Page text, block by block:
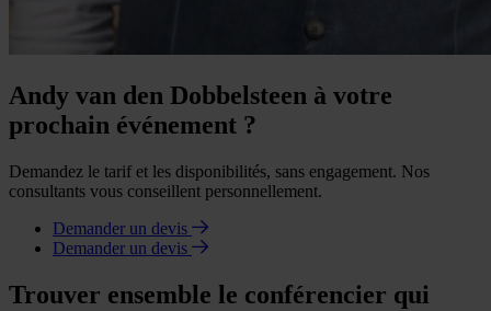
Andy van den Dobbelsteen à votre
prochain événement ?
Demandez le tarif et les disponibilités, sans engagement. Nos
consultants vous conseillent personnellement.
Demander un devis
Demander un devis
Trouver ensemble le conférencier qui